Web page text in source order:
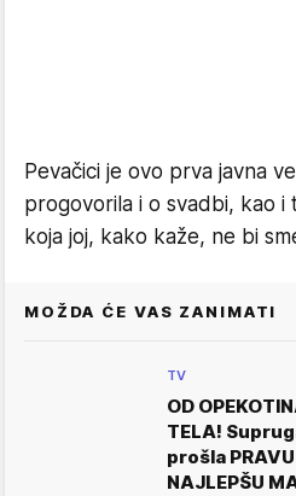
Pevačici je ovo prva javna
progovorila i o svadbi, kao
koja joj, kako kaže, ne bi
MOŽDA ĆE VAS ZANIMATI
TV
OD
TELA!
prošla
NAJLEPŠU